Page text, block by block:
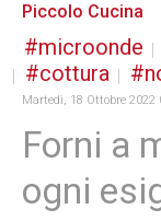
Piccolo Cucina
microonde
cottura
Martedì, 18 Ottobre 2022
Forni a
ogni